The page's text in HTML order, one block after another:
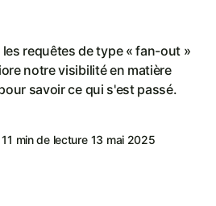
requêtes de type « fan-out »
notre visibilité en matière
savoir ce qui s'est passé.
11 min de lecture 13 mai 2025